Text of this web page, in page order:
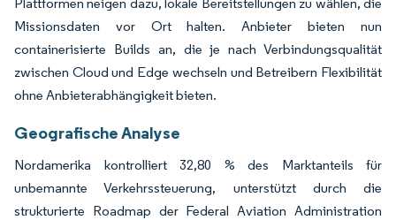
Missionsdaten vor Ort halten. Anbieter bieten nun
containerisierte Builds an, die je nach Verbindungsqualität
zwischen Cloud und Edge wechseln und Betreibern Flexibilität
ohne Anbieterabhängigkeit bieten.
Geografische Analyse
Nordamerika kontrolliert 32,80 % des Marktanteils für
unbemannte Verkehrssteuerung, unterstützt durch die
strukturierte Roadmap der Federal Aviation Administration